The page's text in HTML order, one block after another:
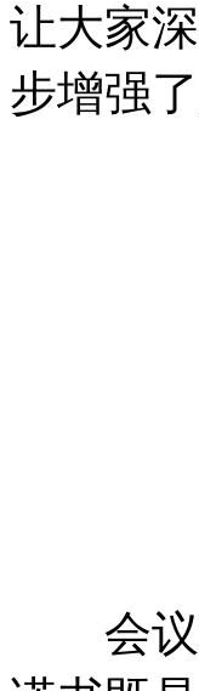
让大家
步增强
会议现